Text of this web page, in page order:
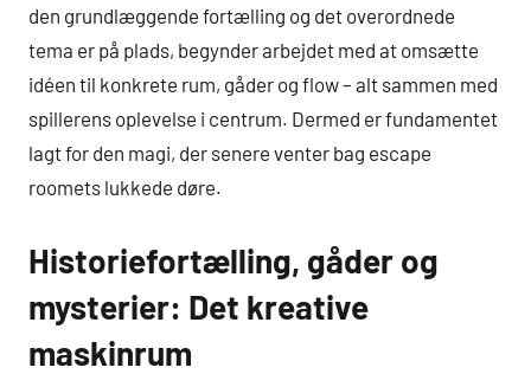
den grundlæggende fortælling og det overordnede
tema er på plads, begynder arbejdet med at omsætte
idéen til konkrete rum, gåder og flow – alt sammen med
spillerens oplevelse i centrum. Dermed er fundamentet
lagt for den magi, der senere venter bag escape
roomets lukkede døre.
Historiefortælling, gåder og
mysterier: Det kreative
maskinrum